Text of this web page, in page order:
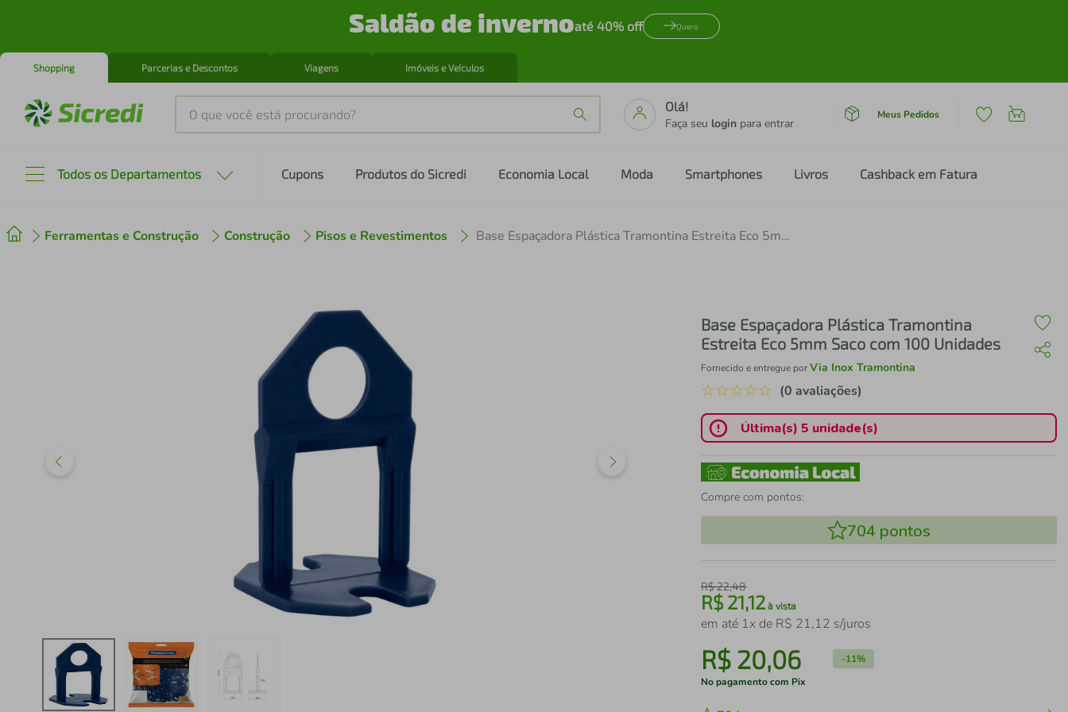
Saldão de invernoaté 40% off Quero
Shopping Parcerias e Descontos Viagens Imóveis e Veículos
O que você está procurando?
Olá!
Faça seu login para entrar
Meus Pedidos
Todos os Departamentos Cupons Produtos do Sicredi Economia Local Moda Smartphones Livros Cashback em Fatura
Ferramentas e Construção Construção Pisos e Revestimentos Base Espaçadora Plástica Tramontina Estreita Eco 5mm Saco com 100 Unidades
Base Espaçadora Plástica Tramontina
Estreita Eco 5mm Saco com 100 Unidades
Fornecido e entregue porVia Inox Tramontina
☆☆☆☆☆ (0 avaliações)
Última(s) 5 unidade(s)
Compre com pontos:
704pontos
R$22,48
R$21,12 à vista
em até 1x de R$ 21,12 s/juros
R$ 20,06 -11%
No pagamento com Pix
2º cafeteira